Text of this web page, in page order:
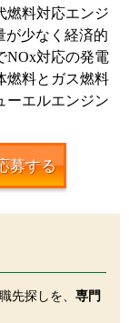
燃料対応エンジ
が少なく経済的
NOx対応の発電
燃料とガス燃料
ーエルエンジン
募する
先探しを、 専門